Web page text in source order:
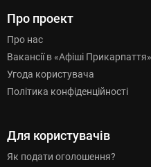
Про проект
Про нас
Вакансії в «Афіші Прикарпаття»
Угода користувача
Політика конфіденційності
Для користувачів
Як подати оголошення?